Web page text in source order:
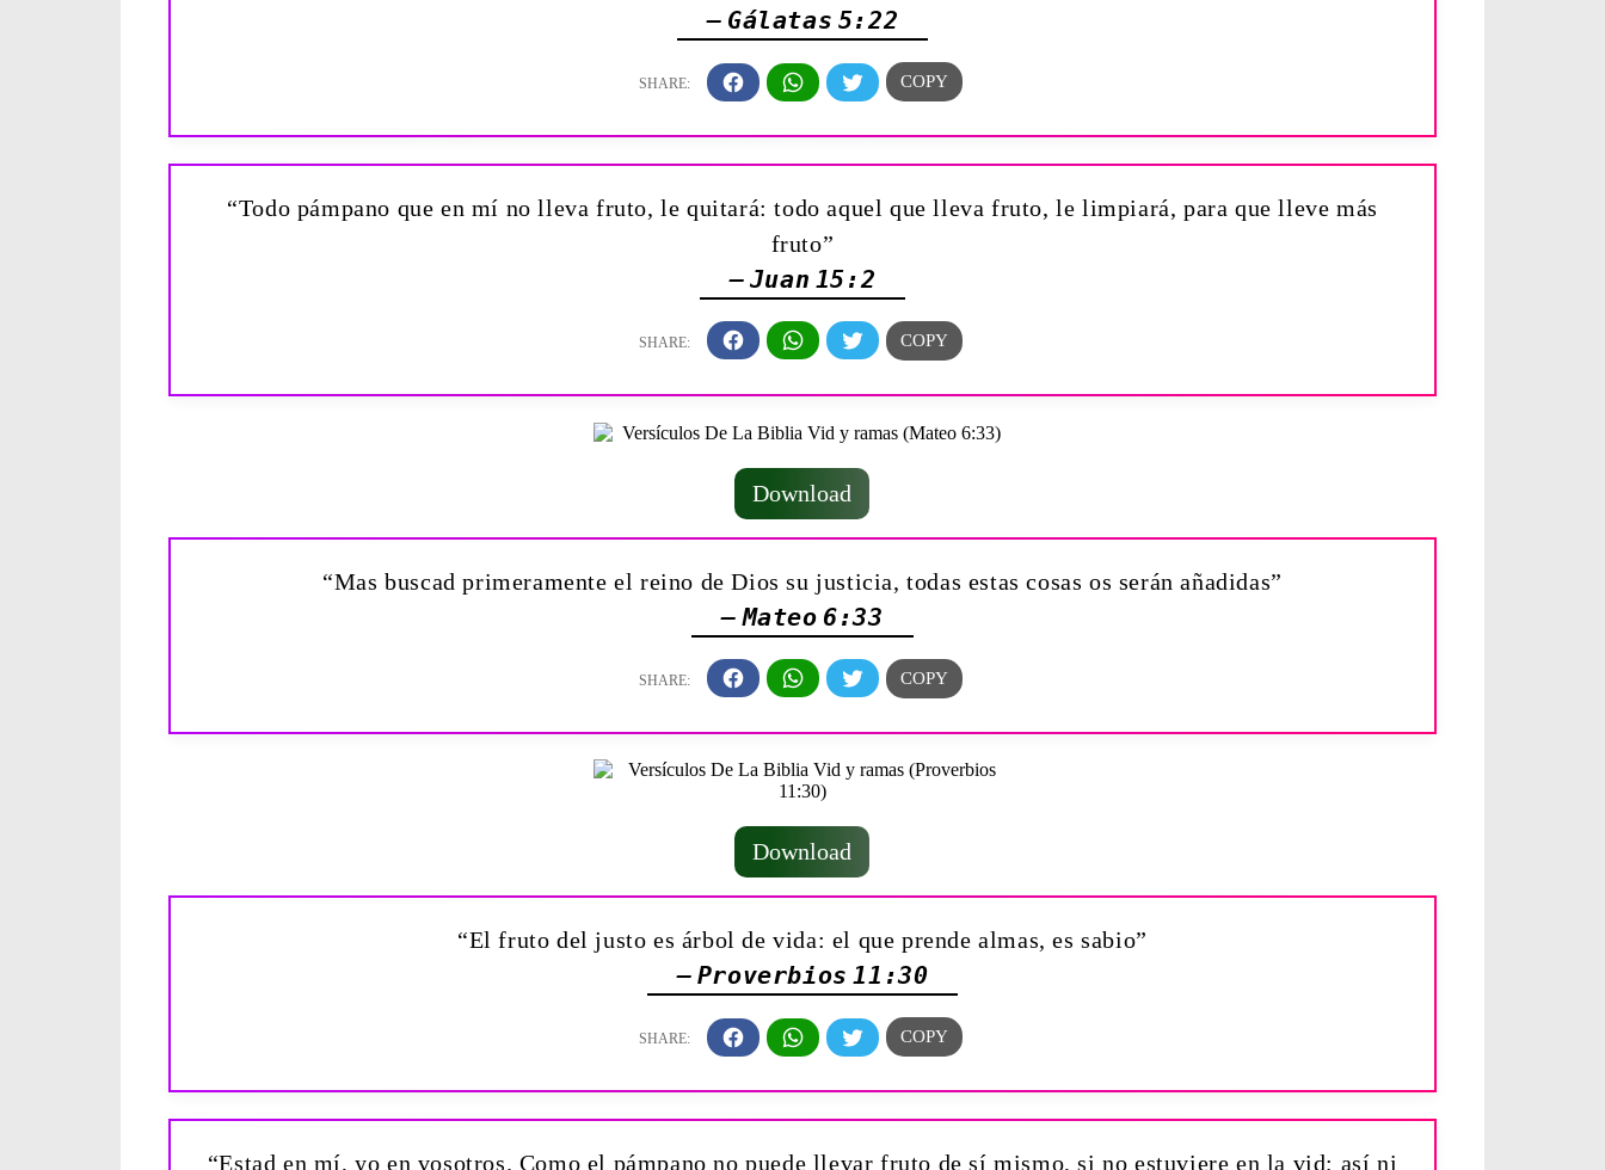
— Gálatas 5:22
“Todo pámpano que en mí no lleva fruto, le quitará: todo aquel que lleva fruto, le limpiará, para que lleve más
fruto”
— Juan 15:2
Download
“Mas buscad primeramente el reino de Dios su justicia, todas estas cosas os serán añadidas”
— Mateo 6:33
Download
“El fruto del justo es árbol de vida: el que prende almas, es sabio”
— Proverbios 11:30
“Estad en mí, yo en vosotros. Como el pámpano no puede llevar fruto de sí mismo, si no estuviere en la vid; así ni